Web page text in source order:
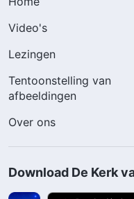
Video's
Lezingen
Tentoonstelling van
afbeeldingen
Over ons
Download De Kerk